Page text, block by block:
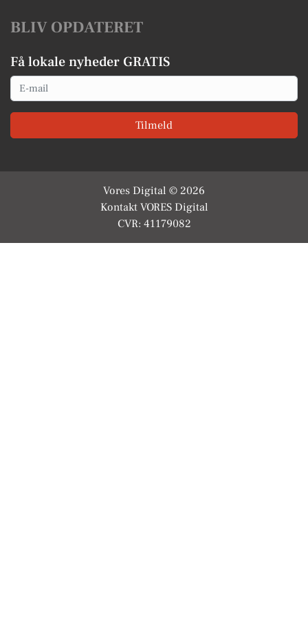
BLIV OPDATERET
Få lokale nyheder GRATIS
Email
Tilmeld
Vores Digital © 2026
Kontakt VORES Digital
CVR: 41179082